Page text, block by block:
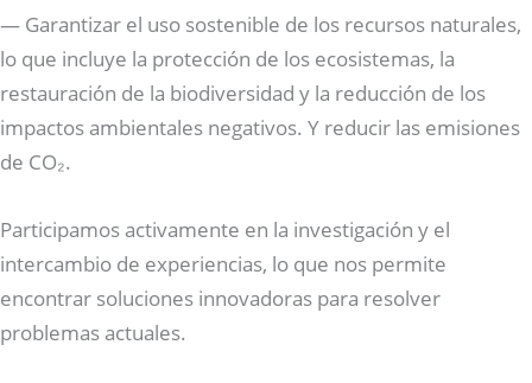
— Garantizar el uso sostenible de los recursos naturales,
lo que incluye la protección de los ecosistemas, la
restauración de la biodiversidad y la reducción de los
impactos ambientales negativos. Y reducir las emisiones
de CO₂.
Participamos activamente en la investigación y el
intercambio de experiencias, lo que nos permite
encontrar soluciones innovadoras para resolver
problemas actuales.